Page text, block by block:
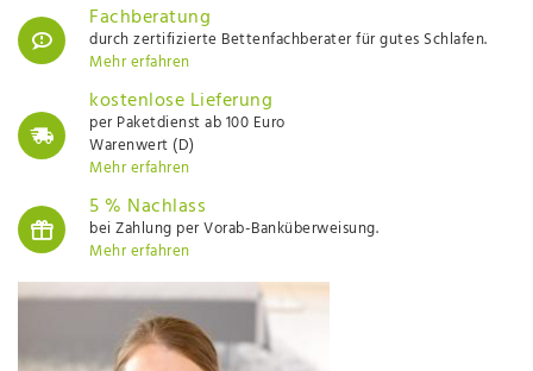
Fachberatung
durch zertifizierte Bettenfachberater für gutes Schlafen.
Mehr erfahren
kostenlose Lieferung
per Paketdienst ab 100 Euro
Warenwert (D)
Mehr erfahren
5 % Nachlass
bei Zahlung per Vorab-Banküberweisung.
Mehr erfahren